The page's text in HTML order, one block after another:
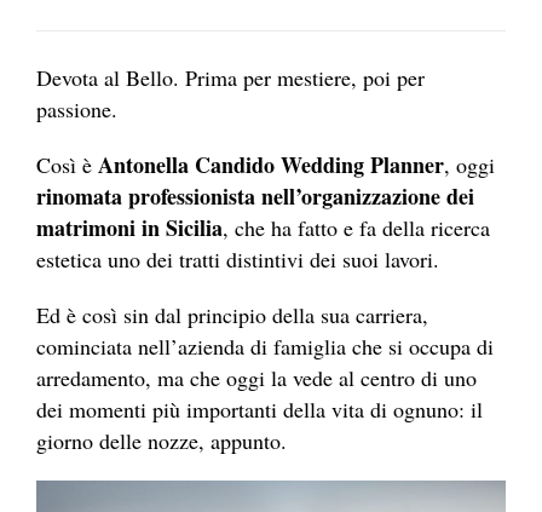
Devota al Bello. Prima per mestiere, poi per
passione.
Così è Antonella Candido Wedding Planner, oggi
rinomata professionista nell’organizzazione dei
matrimoni in Sicilia, che ha fatto e fa della ricerca
estetica uno dei tratti distintivi dei suoi lavori.
Ed è così sin dal principio della sua carriera,
cominciata nell’azienda di famiglia che si occupa di
arredamento, ma che oggi la vede al centro di uno
dei momenti più importanti della vita di ognuno: il
giorno delle nozze, appunto.